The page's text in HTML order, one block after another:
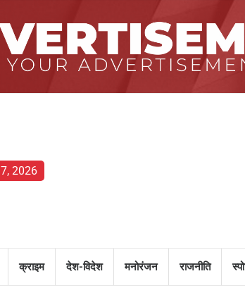
2026
क्राइम देश-विदेश मनोरंजन राजनीति